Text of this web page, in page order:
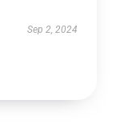
Sep 2, 2024